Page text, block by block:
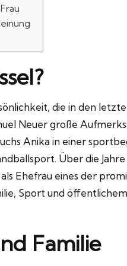
die in den
Neuer große
Anika in einer
Über die
Ehefrau eines der
Sport und
Familie